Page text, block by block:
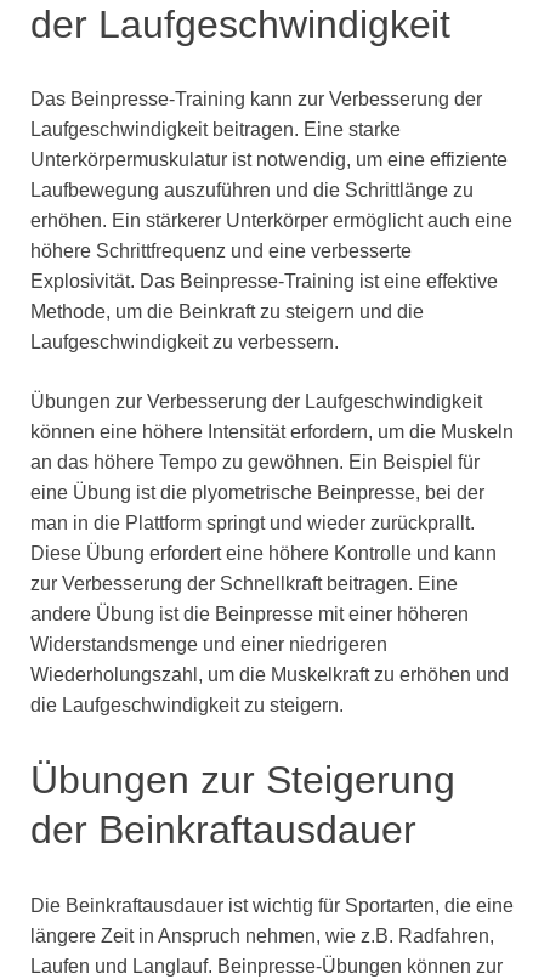
der Laufgeschwindigkeit
Das Beinpresse-Training kann zur Verbesserung der
Laufgeschwindigkeit beitragen. Eine starke
Unterkörpermuskulatur ist notwendig, um eine effiziente
Laufbewegung auszuführen und die Schrittlänge zu
erhöhen. Ein stärkerer Unterkörper ermöglicht auch eine
höhere Schrittfrequenz und eine verbesserte
Explosivität. Das Beinpresse-Training ist eine effektive
Methode, um die Beinkraft zu steigern und die
Laufgeschwindigkeit zu verbessern.
Übungen zur Verbesserung der Laufgeschwindigkeit
können eine höhere Intensität erfordern, um die Muskeln
an das höhere Tempo zu gewöhnen. Ein Beispiel für
eine Übung ist die plyometrische Beinpresse, bei der
man in die Plattform springt und wieder zurückprallt.
Diese Übung erfordert eine höhere Kontrolle und kann
zur Verbesserung der Schnellkraft beitragen. Eine
andere Übung ist die Beinpresse mit einer höheren
Widerstandsmenge und einer niedrigeren
Wiederholungszahl, um die Muskelkraft zu erhöhen und
die Laufgeschwindigkeit zu steigern.
Übungen zur Steigerung
der Beinkraftausdauer
Die Beinkraftausdauer ist wichtig für Sportarten, die eine
längere Zeit in Anspruch nehmen, wie z.B. Radfahren,
Laufen und Langlauf. Beinpresse-Übungen können zur